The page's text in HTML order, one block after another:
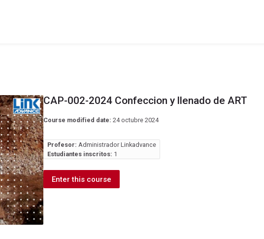
CAP-002-2024 Confeccion y llenado de ART
Course modified date: 24 octubre 2024
Profesor: Administrador Linkadvance
Estudiantes inscritos: 1
Enter this course